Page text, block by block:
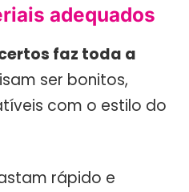
adequados
faz toda a
ser bonitos,
com o estilo do
rápido e